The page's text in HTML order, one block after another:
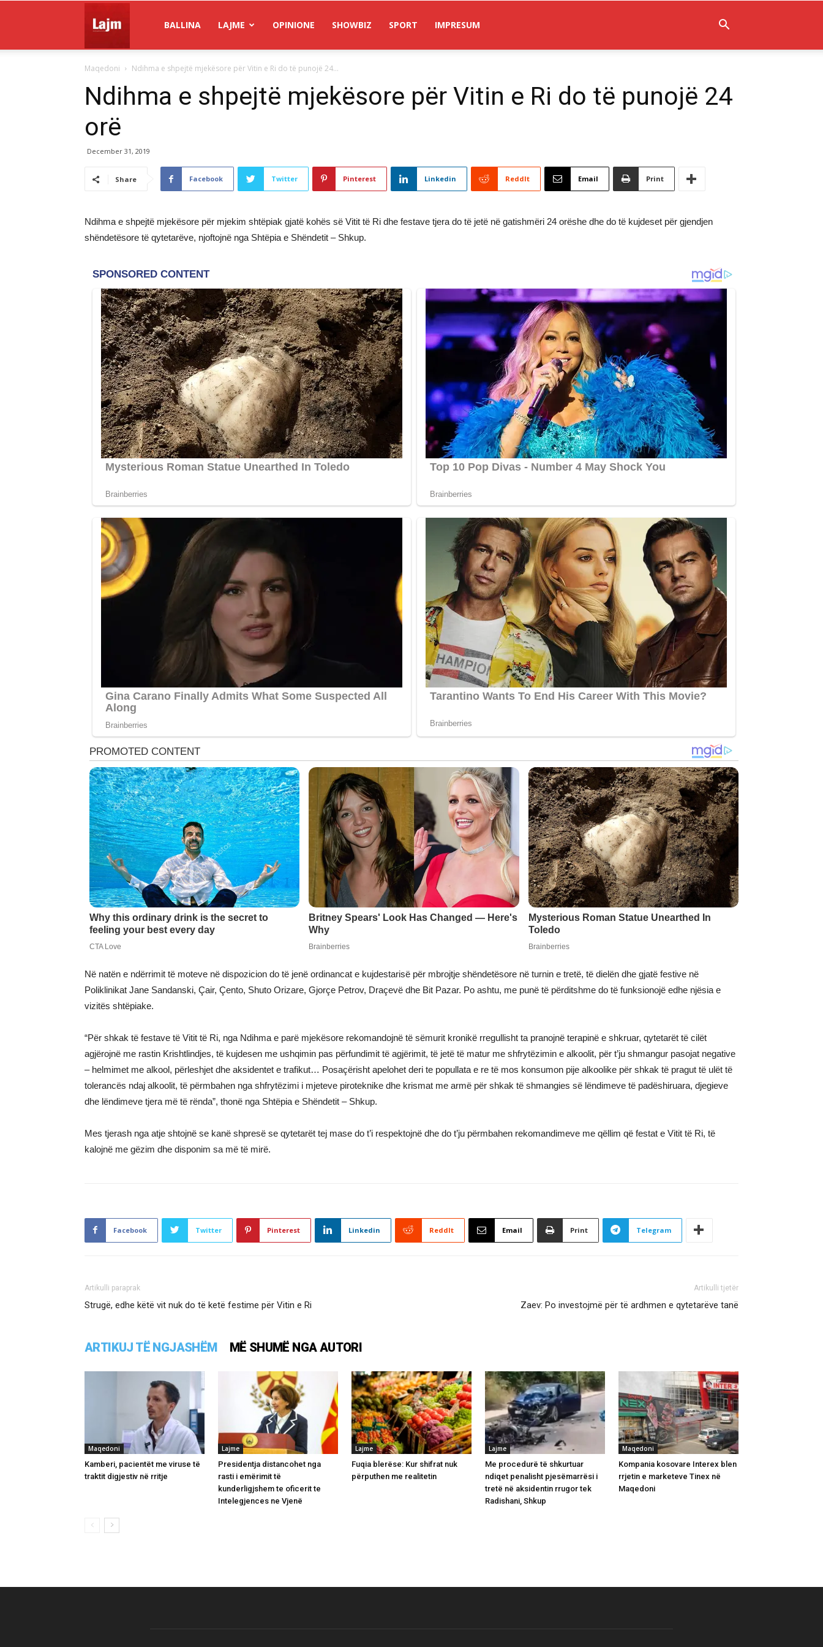
Lajm
BALLINA LAJME OPINIONE SHOWBIZ SPORT IMPRESUM
Maqedoni Ndihma e shpejtë mjekësore për Vitin e Ri do të punojë 24...
Ndihma e shpejtë mjekësore për Vitin e Ri do të punojë 24
orë
December 31, 2019
Share Facebook Twitter Pinterest Linkedin ReddIt Email Print
Ndihma e shpejtë mjekësore për mjekim shtëpiak gjatë kohës së Vitit të Ri dhe festave tjera do të jetë në gatishmëri 24 orëshe dhe do të kujdeset për gjendjen
shëndetësore të qytetarëve, njoftojnë nga Shtëpia e Shëndetit – Shkup.
Në natën e ndërrimit të moteve në dispozicion do të jenë ordinancat e kujdestarisë për mbrojtje shëndetësore në turnin e tretë, të dielën dhe gjatë festive në
Poliklinikat Jane Sandanski, Çair, Çento, Shuto Orizare, Gjorçe Petrov, Draçevë dhe Bit Pazar. Po ashtu, me punë të përditshme do të funksionojë edhe njësia e
vizitës shtëpiake.
“Për shkak të festave të Vitit të Ri, nga Ndihma e parë mjekësore rekomandojnë të sëmurit kronikë rregullisht ta pranojnë terapinë e shkruar, qytetarët të cilët
agjërojnë me rastin Krishtlindjes, të kujdesen me ushqimin pas përfundimit të agjërimit, të jetë të matur me shfrytëzimin e alkoolit, për t’ju shmangur pasojat negative
– helmimet me alkool, përleshjet dhe aksidentet e trafikut… Posaçërisht apelohet deri te popullata e re të mos konsumon pije alkoolike për shkak të pragut të ulët të
tolerancës ndaj alkoolit, të përmbahen nga shfrytëzimi i mjeteve piroteknike dhe krismat me armë për shkak të shmangies së lëndimeve të padëshiruara, djegieve
dhe lëndimeve tjera më të rënda”, thonë nga Shtëpia e Shëndetit – Shkup.
Mes tjerash nga atje shtojnë se kanë shpresë se qytetarët tej mase do t’i respektojnë dhe do t’ju përmbahen rekomandimeve me qëllim që festat e Vitit të Ri, të
kalojnë me gëzim dhe disponim sa më të mirë.
Facebook Twitter Pinterest Linkedin ReddIt Email Print Telegram
Artikulli paraprak
Strugë, edhe këtë vit nuk do të ketë festime për Vitin e Ri
Artikulli tjetër
Zaev: Po investojmë për të ardhmen e qytetarëve tanë
ARTIKUJ TË NGJASHËM MË SHUMË NGA AUTORI
Maqedoni
Kamberi, pacientët me viruse të
traktit digjestiv në rritje
Lajme
Presidentja distancohet nga
rasti i emërimit të
kunderligjshem te oficerit te
Intelegjences ne Vjenë
Lajme
Fuqia blerëse: Kur shifrat nuk
përputhen me realitetin
Lajme
Me procedurë të shkurtuar
ndiqet penalisht pjesëmarrësi i
tretë në aksidentin rrugor tek
Radishani, Shkup
Maqedoni
Kompania kosovare Interex blen
rrjetin e marketeve Tinex në
Maqedoni